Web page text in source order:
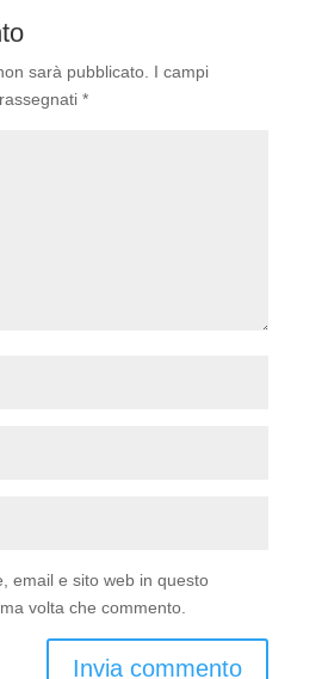
sarà pubblicato. I campi
*
email e sito web in questo
volta che commento.